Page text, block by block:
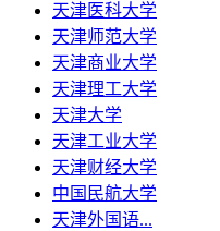
天津医科大学
天津师范大学
天津商业大学
天津理工大学
天津大学
天津工业大学
天津财经大学
中国民航大学
天津外国语...